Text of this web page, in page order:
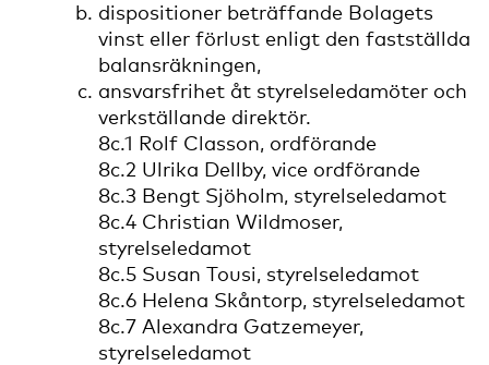
dispositioner beträffande Bolagets
vinst eller förlust enligt den fastställda
balansräkningen,
ansvarsfrihet åt styrelseledamöter och
verkställande direktör.
8c.1 Rolf Classon, ordförande
8c.2 Ulrika Dellby, vice ordförande
8c.3 Bengt Sjöholm, styrelseledamot
8c.4 Christian Wildmoser,
styrelseledamot
8c.5 Susan Tousi, styrelseledamot
8c.6 Helena Skåntorp, styrelseledamot
8c.7 Alexandra Gatzemeyer,
styrelseledamot